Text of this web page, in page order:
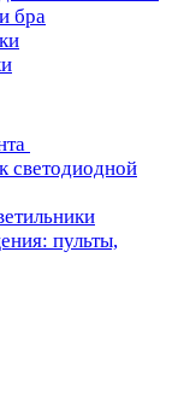
бра
светодиодной
пульты,